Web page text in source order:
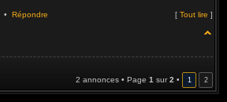
• Répondre [ Tout lire ]
2 annonces • Page 1 sur2 • 1 2